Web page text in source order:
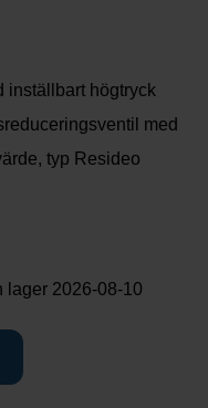
inställbart högtryck
med
typ Resideo
lager 2026-08-10